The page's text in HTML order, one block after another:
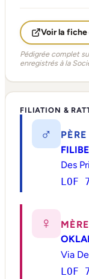
Voir la
Pédigrée complet
enregistrés à la
FILIATION &
♂ PÈRE
Des
LOF
♀ MÈRE
Via
LOF